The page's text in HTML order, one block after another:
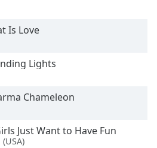
Is Love
Lights
Chameleon
Just Want to Have Fun